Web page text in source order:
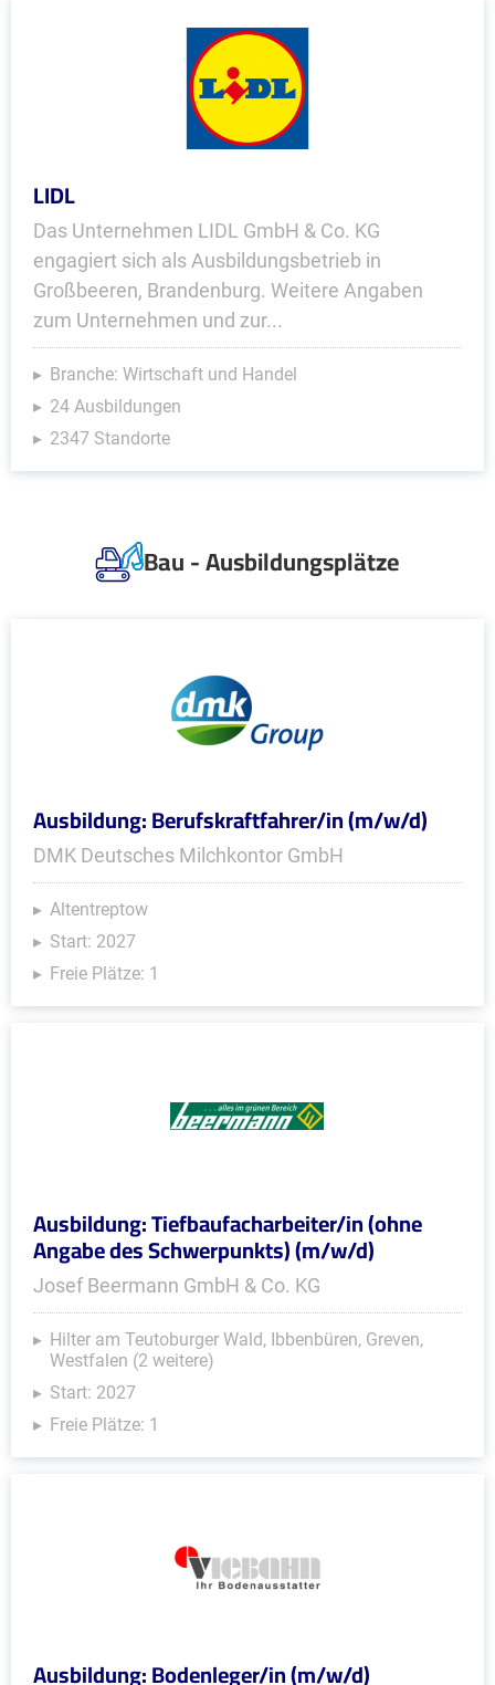
LIDL
Das Unternehmen LIDL GmbH & Co. KG
engagiert sich als Ausbildungsbetrieb in
Großbeeren, Brandenburg. Weitere Angaben
zum Unternehmen und zur...
Branche: Wirtschaft und Handel
24 Ausbildungen
2347 Standorte
Bau - Ausbildungsplätze
Ausbildung: Berufskraftfahrer/in (m/w/d)
DMK Deutsches Milchkontor GmbH
Altentreptow
Start: 2027
Freie Plätze: 1
Ausbildung: Tiefbaufacharbeiter/in (ohne
Angabe des Schwerpunkts) (m/w/d)
Josef Beermann GmbH & Co. KG
Hilter am Teutoburger Wald, Ibbenbüren, Greven,
Westfalen (2 weitere)
Start: 2027
Freie Plätze: 1
Ausbildung: Bodenleger/in (m/w/d)